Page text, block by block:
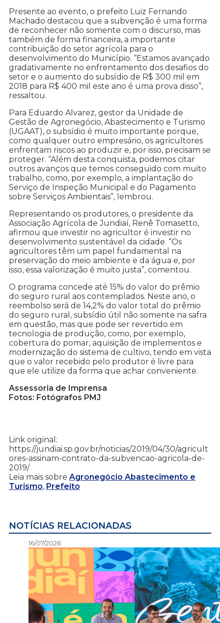
Presente ao evento, o prefeito Luiz Fernando
Machado destacou que a subvenção é uma forma
de reconhecer não somente com o discurso, mas
também de forma financeira, a importante
contribuição do setor agrícola para o
desenvolvimento do Município. “Estamos avançado
gradativamente no enfrentamento dos desafios do
setor e o aumento do subsídio de R$ 300 mil em
2018 para R$ 400 mil este ano é uma prova disso”,
ressaltou.
Para Eduardo Alvarez, gestor da Unidade de
Gestão de Agronegócio, Abastecimento e Turismo
(UGAAT), o subsídio é muito importante porque,
como qualquer outro empresário, os agricultores
enfrentam riscos ao produzir e, por isso, precisam se
proteger. “Além desta conquista, podemos citar
outros avanços que temos conseguido com muito
trabalho, como, por exemplo, a implantação do
Serviço de Inspeção Municipal e do Pagamento
sobre Serviços Ambientais”, lembrou.
Representando os produtores, o presidente da
Associação Agrícola de Jundiaí, Renê Tomasetto,
afirmou que investir no agricultor é investir no
desenvolvimento sustentável da cidade. “Os
agricultores têm um papel fundamental na
preservação do meio ambiente e da água e, por
isso, essa valorização é muito justa”, comentou.
O programa concede até 15% do valor do prêmio
do seguro rural aos contemplados. Neste ano, o
reembolso será de 14,2% do valor total do prêmio
do seguro rural, subsídio útil não somente na safra
em questão, mas que pode ser revertido em
tecnologia de produção, como, por exemplo,
cobertura do pomar, aquisição de implementos e
modernização do sistema de cultivo, tendo em vista
que o valor recebido pelo produtor é livre para
que ele utilize da forma que achar conveniente.
Assessoria de Imprensa
Fotos: Fotógrafos PMJ
Link original:
https://jundiai.sp.gov.br/noticias/2019/04/30/agricult
ores-assinam-contrato-da-subvencao-agricola-de-
2019/
Leia mais sobre Agronegócio Abastecimento e
Turismo, Prefeito
NOTÍCIAS RELACIONADAS
16/07/2026